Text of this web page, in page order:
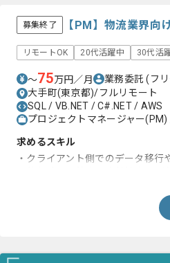
募集終了 【PM】物流業界向
リモートOK 20代活躍中 30代活
〜75万円／月 業務委託(フ
大手町(東京都)/フルリモート
SQL / VB.NET / C#.NET / AWS
プロジェクトマネージャー
求めるスキル
・クライアント側でのデータ移